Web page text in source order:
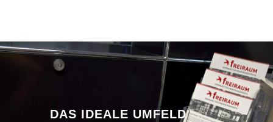
DAS IDEALE UMFELD